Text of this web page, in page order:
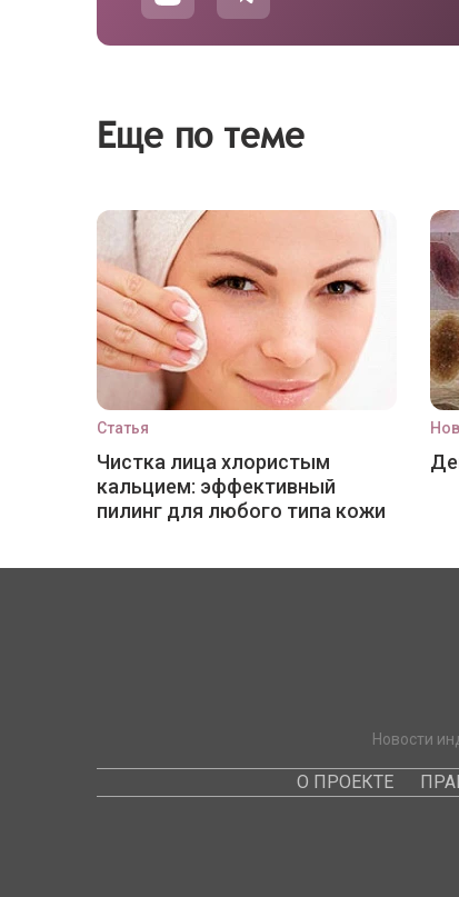
Еще по теме
Статья
Чистка лица хлористым
кальцием: эффективный
пилинг для любого типа кожи
Новости
О ПРОЕКТЕ